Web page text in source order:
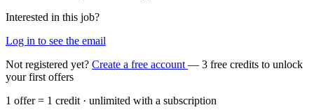
Interested in this job?
Log in to see the email
Not registered yet? Create a free account — 3 free credits to unlock
your first offers
1 offer = 1 credit · unlimited with a subscription